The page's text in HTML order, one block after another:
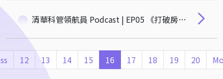
清華科管領航員 Podcast | EP05 《打破房市迷思！張金鶚教授揭露台灣高房價的真相與解方》
12 13 14 15 16 17 18 19 20